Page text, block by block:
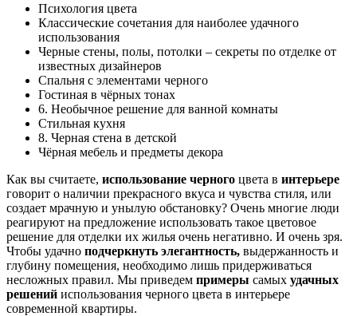
Психология цвета
Классические сочетания для наиболее удачного
использования
Черные стены, полы, потолки – секреты по отделке от
известных дизайнеров
Спальня с элементами черного
Гостиная в чёрных тонах
6. Необычное решение для ванной комнаты
Стильная кухня
8. Черная стена в детской
Чёрная мебель и предметы декора
Как вы считаете, использование черного цвета в интерьере
говорит о наличии прекрасного вкуса и чувства стиля, или
создает мрачную и унылую обстановку? Очень многие люди
реагируют на предложение использовать такое цветовое
решение для отделки их жилья очень негативно. И очень зря.
Чтобы удачно подчеркнуть элегантность, выдержанность и
глубину помещения, необходимо лишь придерживаться
несложных правил. Мы приведем примеры самых удачных
решений использования черного цвета в интерьере
современной квартиры.